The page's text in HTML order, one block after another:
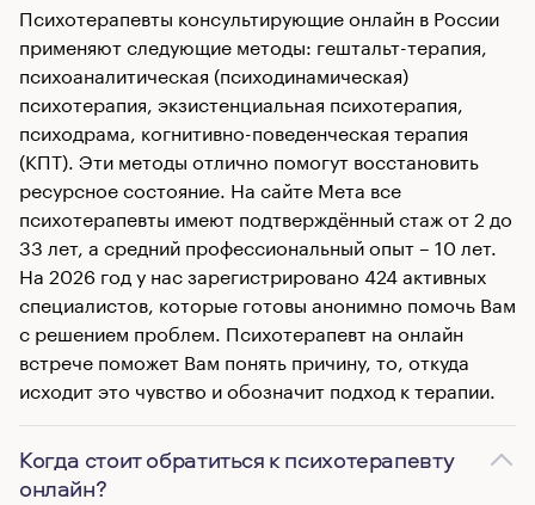
Психотерапевты консультирующие онлайн в России
применяют следующие методы: гештальт-терапия,
психоаналитическая (психодинамическая)
психотерапия, экзистенциальная психотерапия,
психодрама, когнитивно-поведенческая терапия
(КПТ). Эти методы отлично помогут восстановить
ресурсное состояние. На сайте Мета все
психотерапевты имеют подтверждённый стаж от 2 до
33 лет, а средний профессиональный опыт – 10 лет.
На 2026 год у нас зарегистрировано 424 активных
специалистов, которые готовы анонимно помочь Вам
с решением проблем. Психотерапевт на онлайн
встрече поможет Вам понять причину, то, откуда
исходит это чувство и обозначит подход к терапии.
Когда стоит обратиться к психотерапевту
онлайн?